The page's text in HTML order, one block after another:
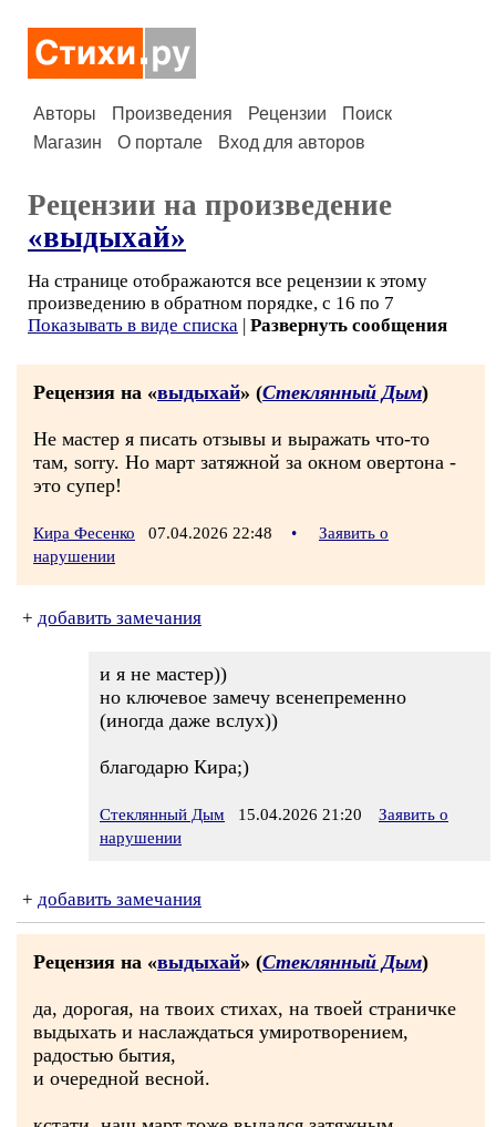
Авторы Произведения Рецензии
Поиск
Магазин
О портале Вход для авторов
Рецензии на произведение
«выдыхай»
На странице отображаются все рецензии к этому
произведению в обратном порядке, с 16 по 7
Показывать в виде списка | Развернуть сообщения
Рецензия на «выдыхай» (Стеклянный Дым)
Не мастер я писать отзывы и выражать что-то
там, sorry. Но март затяжной за окном овертона -
это супер!
Кира Фесенко 07.04.2026 22:48 •
Заявить о
нарушении
+ добавить замечания
и я не мастер))
но ключевое замечу всенепременно
(иногда даже вслух))
благодарю Кира;)
Стеклянный Дым 15.04.2026 21:20
Заявить о
нарушении
+ добавить замечания
Рецензия на «выдыхай» (Стеклянный Дым)
да, дорогая, на твоих стихах, на твоей страничке
выдыхать и наслаждаться умиротворением,
радостью бытия,
и очередной весной.